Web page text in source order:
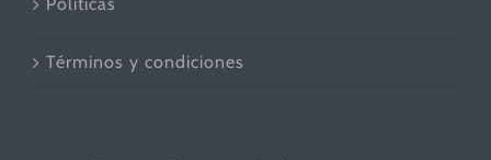
Términos y condiciones